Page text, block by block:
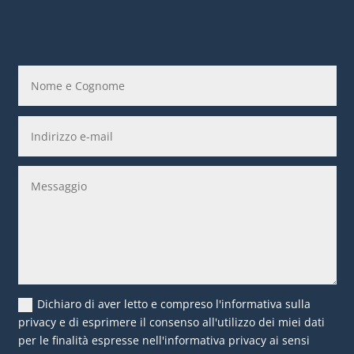
Dichiaro di aver letto e compreso l'informativa sulla
privacy e di esprimere il consenso all'utilizzo dei miei dati
per le finalità espresse nell'informativa privacy ai sensi